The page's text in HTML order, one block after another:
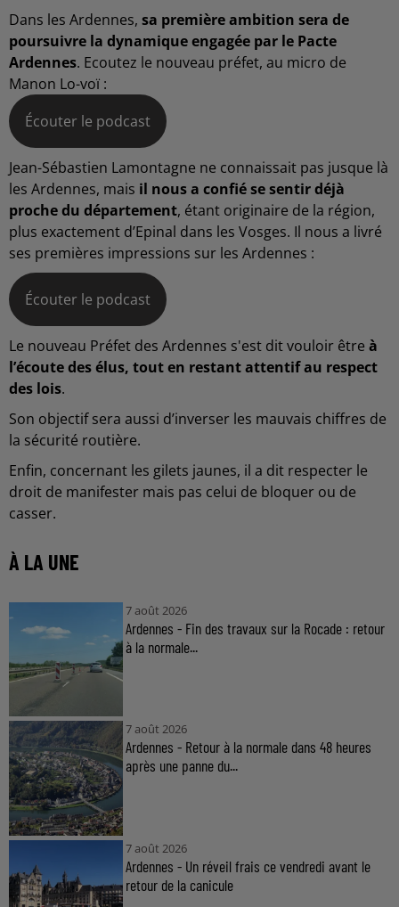
Dans les Ardennes, sa première ambition sera de
poursuivre la dynamique engagée par le Pacte
Ardennes. Ecoutez le nouveau préfet, au micro de
Manon Lo-voï :
Écouter le podcast
Jean-Sébastien Lamontagne ne connaissait pas jusque là
les Ardennes, mais il nous a confié se sentir déjà
proche du département, étant originaire de la région,
plus exactement d’Epinal dans les Vosges. Il nous a livré
ses premières impressions sur les Ardennes :
Écouter le podcast
Le nouveau Préfet des Ardennes s'est dit vouloir être à
l’écoute des élus, tout en restant attentif au respect
des lois.
Son objectif sera aussi d’inverser les mauvais chiffres de
la sécurité routière.
Enfin, concernant les gilets jaunes, il a dit respecter le
droit de manifester mais pas celui de bloquer ou de
casser.
À LA UNE
7 août 2026
Ardennes - Fin des travaux sur la Rocade : retour
à la normale...
7 août 2026
Ardennes - Retour à la normale dans 48 heures
après une panne du...
7 août 2026
Ardennes - Un réveil frais ce vendredi avant le
retour de la canicule